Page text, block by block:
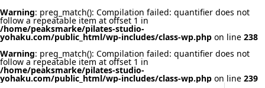
Warning: preg_match(): Compilation failed: quantifier does not
follow a repeatable item at offset 1 in
/home/peaksmarke/pilates-studio-
yohaku.com/public_html/wp-includes/class-wp.php on line 238
Warning: preg_match(): Compilation failed: quantifier does not
follow a repeatable item at offset 1 in
/home/peaksmarke/pilates-studio-
yohaku.com/public_html/wp-includes/class-wp.php on line 239